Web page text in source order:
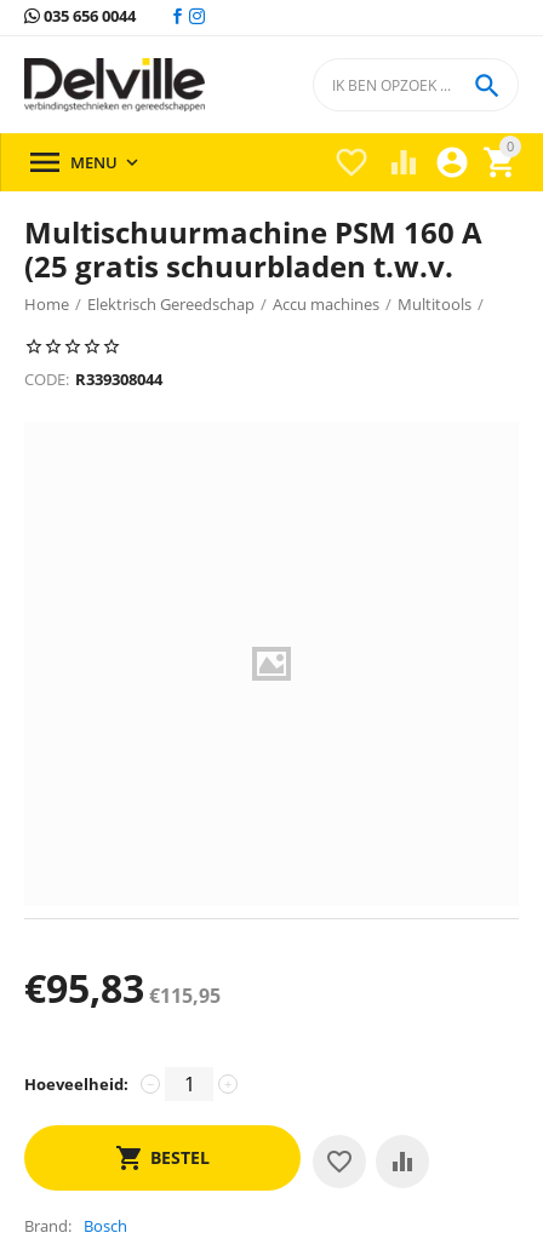
035 656 0044
0


 

 MENU 
Multischuurmachine PSM 160 A
(25 gratis schuurbladen t.w.v.
Home / Elektrisch Gereedschap / Accu machines / Multitools /
Multitools Bosch
CODE: R339308044
€95,83 €115,95
Hoeveelheid: +
−
BESTEL
Brand Bosch